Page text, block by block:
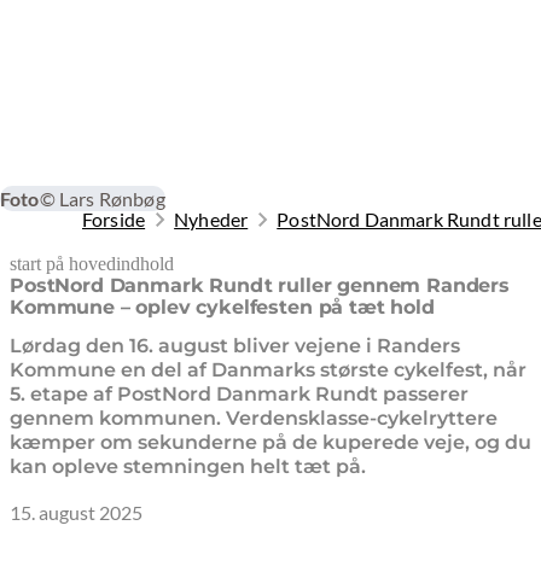
Foto© Lars Rønbøg
Forside
Nyheder PostNord Danmark Rundt
start på hovedindhold
PostNord Danmark Rundt ruller gennem Randers
Kommune – oplev cykelfesten på tæt hold
Lørdag den 16. august bliver vejene i Randers
Kommune en del af Danmarks største cykelfest, når
5. etape af PostNord Danmark Rundt passerer
gennem kommunen. Verdensklasse-cykelryttere
kæmper om sekunderne på de kuperede veje, og du
kan opleve stemningen helt tæt på.
15. august 2025
senest opdateret 17. marts 2026